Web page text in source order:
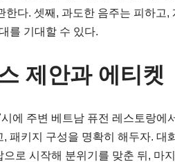
다. 셋째, 과도한 음주는 피하고
를 기대할 수 있다.
제안과 에티켓
에 주변 베트남 퓨전 레스토랑에
키지 구성을 명확히 해두자. 대
으로 시작해 분위기를 맞춘 뒤, 마